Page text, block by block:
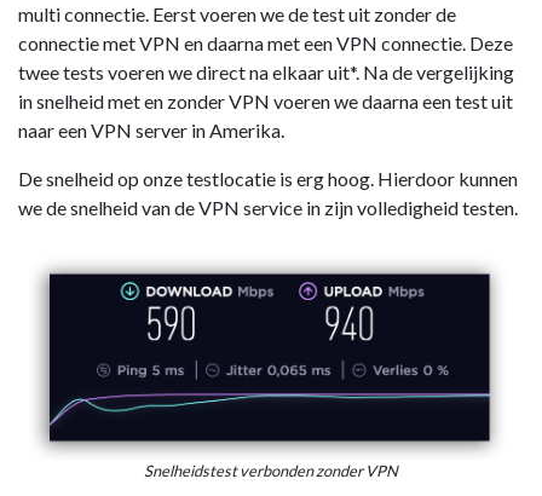
multi connectie. Eerst voeren we de test uit zonder de
connectie met VPN en daarna met een VPN connectie. Deze
twee tests voeren we direct na elkaar uit*. Na de vergelijking
in snelheid met en zonder VPN voeren we daarna een test uit
naar een VPN server in Amerika.
De snelheid op onze testlocatie is erg hoog. Hierdoor kunnen
we de snelheid van de VPN service in zijn volledigheid testen.
Snelheidstest verbonden zonder VPN